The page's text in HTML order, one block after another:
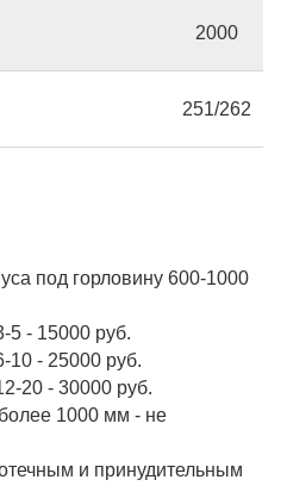
2000
251/262
под горловину 600-1000
5 - 15000 руб.
10 - 25000 руб.
20 - 30000 руб.
1000 мм - не
и принудительным
вы не
— мы
на все